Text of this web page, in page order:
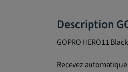
Description
GOPRO HERO11 Black
Recevez